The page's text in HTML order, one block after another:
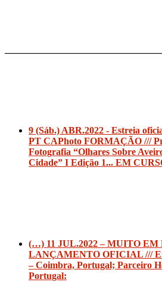
9 (Sáb.) ABR.2022 - Estreia
PT CAPhoto FORMAÇÃO ///
Fotografia “Olhares Sobre
Cidade” I Edição 1... EM
(…) 11 JUL.2022 – MUITO EM
LANÇAMENTO OFICIAL ///
– Coimbra, Portugal; Parceiro
Portugal: